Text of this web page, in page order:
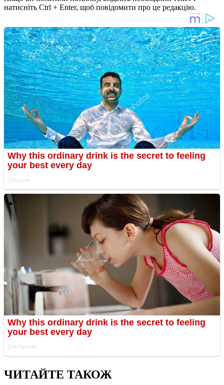
натисніть Ctrl + Enter, щоб повідомити про це редакцію.
ЧИТАЙТЕ ТАКОЖ